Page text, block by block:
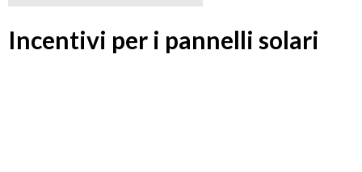
Incentivi per i pannelli solari